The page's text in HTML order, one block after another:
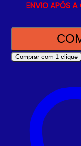
ENVIO APÓS A
Comprar com 1 clique